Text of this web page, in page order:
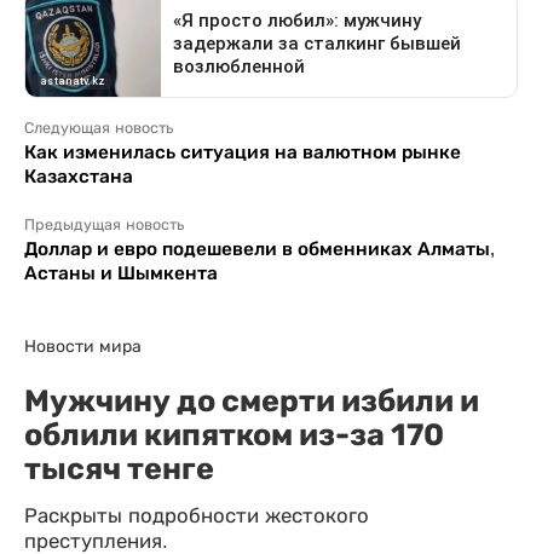
Следующая новость
Как изменилась ситуация на валютном рынке
Казахстана
Предыдущая новость
Доллар и евро подешевели в обменниках Алматы,
Астаны и Шымкента
Новости мира
Мужчину до смерти избили и
облили кипятком из-за 170
тысяч тенге
Раскрыты подробности жестокого
преступления.